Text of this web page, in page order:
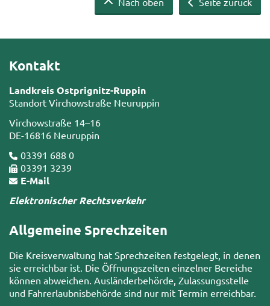
Kontakt
Landkreis Ostprignitz-Ruppin
Standort Virchowstraße Neuruppin
Virchowstraße 14–16
DE-16816 Neuruppin
03391 688 0
03391 3239
E-Mail
Elektronischer Rechtsverkehr
Allgemeine Sprechzeiten
Die Kreisverwaltung hat Sprechzeiten festgelegt, in denen
sie erreichbar ist. Die Öffnungszeiten einzelner Bereiche
können abweichen. Ausländerbehörde, Zulassungsstelle
und Fahrerlaubnisbehörde sind nur mit Termin erreichbar.